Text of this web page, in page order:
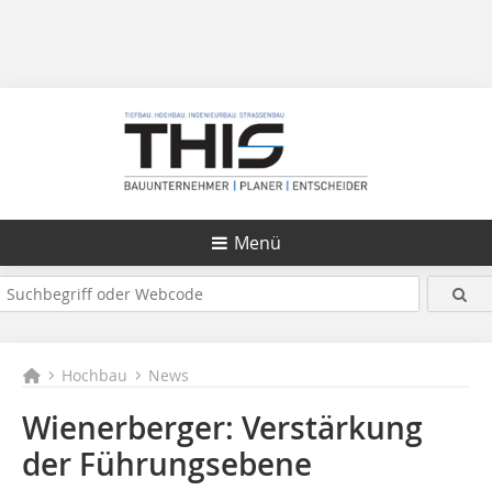
Menü
Hochbau News
Wienerberger: Verstärkung
der Führungsebene